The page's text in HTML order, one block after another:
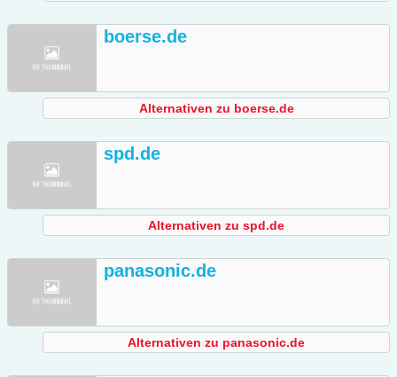
boerse.de
Alternativen zu boerse.de
spd.de
Alternativen zu spd.de
panasonic.de
Alternativen zu panasonic.de